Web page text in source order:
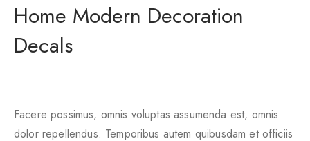
Home Modern Decoration
Decals
Facere possimus, omnis voluptas assumenda est, omnis
dolor repellendus. Temporibus autem quibusdam et officiis